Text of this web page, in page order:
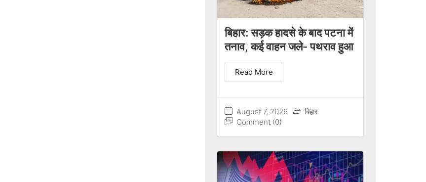
बिहार: सड़क हादसे के बाद पटना में
तनाव, कई वाहन जले- पथराव हुआ
August 7, 2026
बिहार
Comment (0)
Read More